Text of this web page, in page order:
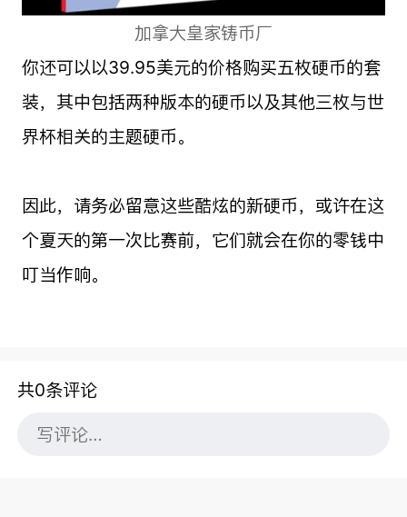
加拿大皇家铸币厂
你还可以以39.95美元的价格购买五枚硬币的套
装，其中包括两种版本的硬币以及其他三枚与世
界杯相关的主题硬币。
因此，请务必留意这些酷炫的新硬币，或许在这
个夏天的第一次比赛前，它们就会在你的零钱中
叮当作响。
共0条评论